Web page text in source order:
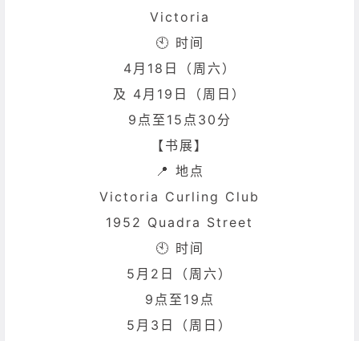
Victoria
🕙 时间
4月18日（周六）
及 4月19日（周日）
9点至15点30分
【书展】
📍 地点
Victoria Curling Club
1952 Quadra Street
🕙 时间
5月2日（周六）
9点至19点
5月3日（周日）